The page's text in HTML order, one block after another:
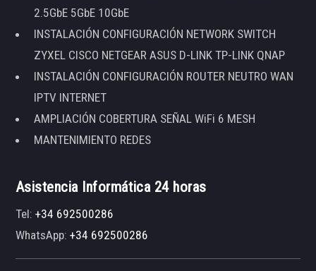
2.5GbE 5GbE 10GbE
INSTALACIÓN CONFIGURACIÓN NETWORK SWITCH
ZYXEL CISCO NETGEAR ASUS D-LINK TP-LINK QNAP
INSTALACIÓN CONFIGURACIÓN ROUTER NEUTRO WAN
IPTV INTERNET
AMPLIACIÓN COBERTURA SEÑAL WiFi 6 MESH
MANTENIMIENTO REDES
Asistencia Informática 24 horas
Tel:+34 692500286
WhatsApp:+34 692500286